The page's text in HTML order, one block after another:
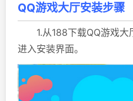
QQ游戏大厅安装步骤
1.从188下载QQ游戏大
进入安装界面。